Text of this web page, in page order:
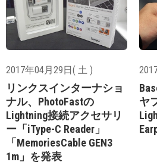
2017年04月29日( 土 )
リンクスインターナショ
ナル、PhotoFastの
Lightning接続アクセサリ
ー「iType-C Reader」
「MemoriesCable GEN3
1m」を発表
ヤ